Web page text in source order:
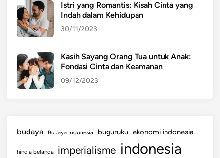
Istri yang Romantis: Kisah Cinta yang
Indah dalam Kehidupan
30/11/2023
Kasih Sayang Orang Tua untuk Anak:
Fondasi Cinta dan Keamanan
09/12/2023
budaya Budaya Indonesia buguruku ekonomi indonesia
hindia belanda imperialisme indonesia